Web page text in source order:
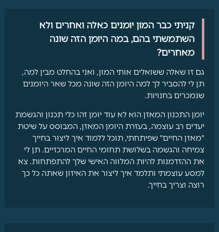
קניתי כבר המון יומנים כאלה ואחרים ולא
השתמשתי בהם, במה היומן הזה שונה
מאחרים?
גם זו שאלה ששואלים אותי המון, ואני בהחלט מבין למה,
תן לי להסביר לך למה היומן הזה שונה מכל שאר היומנים
שנמכרים בחנויות.
יומן התכנון המאזן הוא לא עוד יומן זהו כלי תכנון והגשמת
יעדים רב עוצמה, בעזרת היומן המאזן, המבוסס על שיטת
"מאזן החיים" שפיתחתי, תוכל ללמוד איך ליצור בחייך
צמיחה והגשמה בשלושת תחומי החיים המרכזיים. תן לי
את ההזדמנות להיות המלווה האישי שלך להתפתחות. צא
למסע עוצמתי ותלמד איך ליצור את האיזון שאתה כל כך
רוצה וצריך בחייך.